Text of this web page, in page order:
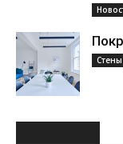
Стены